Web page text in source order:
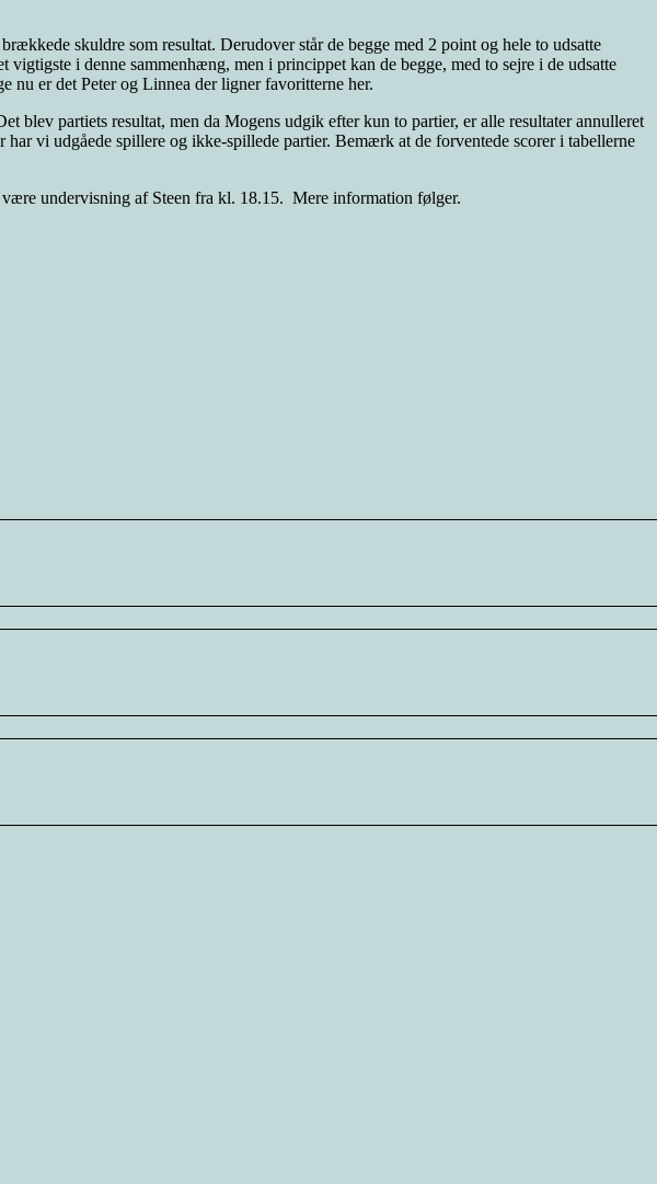
skuldre som resultat. Derudover står de begge med 2 point og hele to udsatte
i denne sammenhæng, men i princippet kan de begge, med to sejre i de udsatte
nu er det Peter og Linnea der ligner favoritterne her.
blev partiets resultat, men da Mogens udgik efter kun to partier, er alle resultater annulleret
vi udgåede spillere og ikke-spillede partier. Bemærk at de forventede scorer i tabellerne
undervisning af Steen fra kl. 18.15. Mere information følger.